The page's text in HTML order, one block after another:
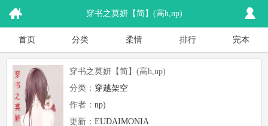
穿书之莫妍【简】(高h,np)
首页 分类 柔情 排行 完本
穿书之莫妍【简】(高h,np)
分类： 穿越架空
作者：np)
更新：EUDAIMONIA